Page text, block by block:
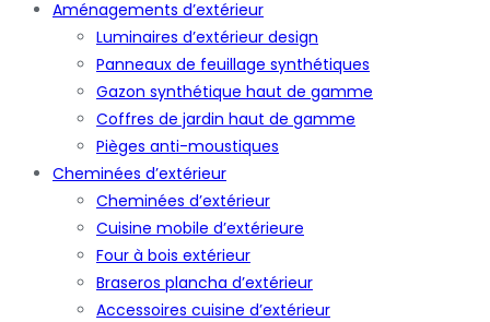
Aménagements d’extérieur
Luminaires d’extérieur design
Panneaux de feuillage synthétiques
Gazon synthétique haut de gamme
Coffres de jardin haut de gamme
Pièges anti-moustiques
Cheminées d’extérieur
Cheminées d’extérieur
Cuisine mobile d’extérieure
Four à bois extérieur
Braseros plancha d’extérieur
Accessoires cuisine d’extérieur